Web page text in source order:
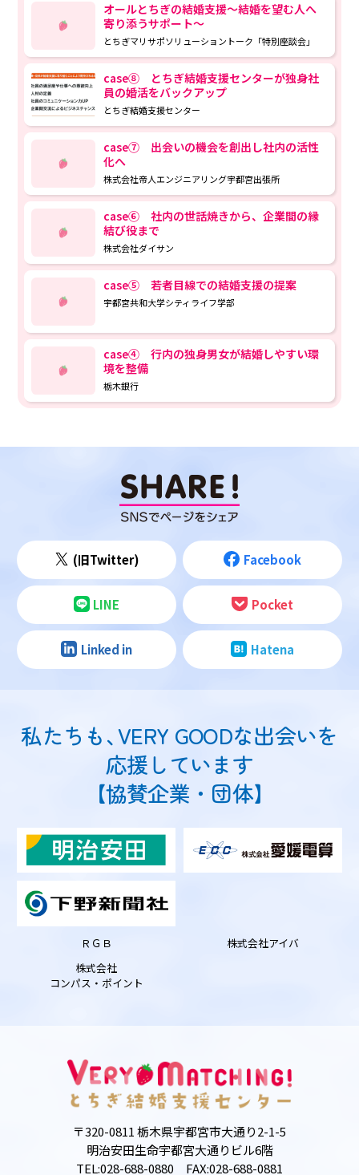
オールとちぎの結婚支援～結婚を望む人へ
寄り添うサポート～
とちぎマリサポソリューショントーク「特別座談会」
case⑧ とちぎ結婚支援センターが独身社
員の婚活をバックアップ
とちぎ結婚支援センター
case⑦ 出会いの機会を創出し社内の活性
化へ
株式会社帝人エンジニアリング宇都宮出張所
case⑥ 社内の世話焼きから、企業間の縁
結び役まで
株式会社ダイサン
case⑤ 若者目線での結婚支援の提案
宇都宮共和大学シティライフ学部
case④ 行内の独身男女が結婚しやすい環
境を整備
栃木銀行
(旧Twitter) Facebook
LINE Pocket
Linked in Hatena
私たちも、VERY GOODな出会いを
応援しています
【協賛企業・団体】
ＲＧＢ
株式会社アイバ
株式会社
コンパス・ポイント
〒320-0811 栃木県宇都宮市大通り2-1-5
明治安田生命宇都宮大通りビル6階
TEL:028-688-0880 FAX:028-688-0881